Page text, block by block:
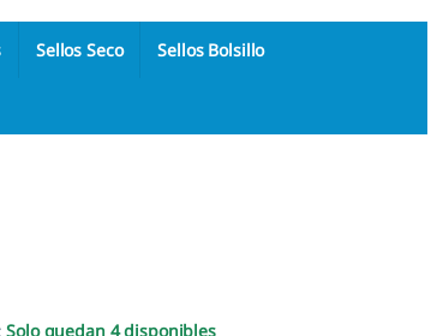
Sellos Seco Sellos Bolsillo
Solo quedan 4 disponibles